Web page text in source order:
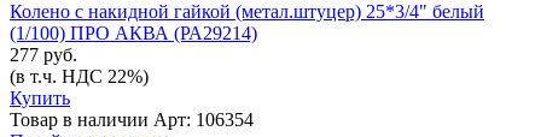
Колено с накидной гайкой (метал.штуцер) 25*3/4" белый
(1/100) ПРО АКВА (РА29214)
277 руб.
(в т.ч. НДС 22%)
Купить
Товар в наличии Арт: 106354